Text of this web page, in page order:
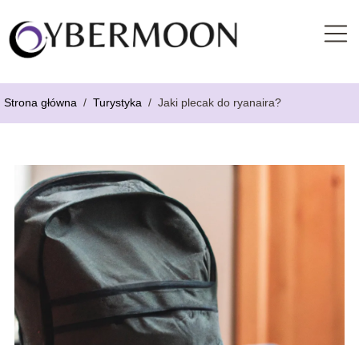
Strona główna / Turystyka / Jaki plecak do ryanaira?